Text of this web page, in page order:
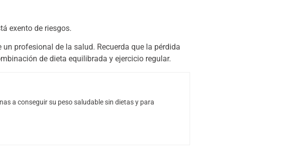
exento de riesgos.
profesional de la salud. Recuerda que la pérdida
de dieta equilibrada y ejercicio regular.
a conseguir su peso saludable sin dietas y para